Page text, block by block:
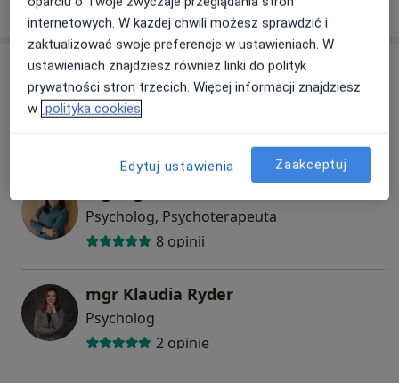
W jaki sposób ustalane są ceny?
Specjaliści Sprawdź swoje ubezpieczenie
Psycholog
Psycholog, Psychoterapeuta
8 opinii
mgr Klaudia Ryder
Psycholog
2 opinie
internetowych. W każdej chwili możesz sprawdzić i
zaktualizować swoje preferencje w ustawieniach. W
ustawieniach znajdziesz również linki do polityk
prywatności stron trzecich. Więcej informacji znajdziesz
w polityka cookies
Edytuj ustawienia Zaakceptuj